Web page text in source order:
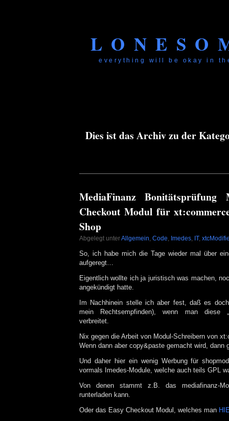
everything will be okay in
Dies ist das Archiv zu der
MediaFinanz
Checkout Modul für
Shop
Abgelegt unterAllgemein, Code, Imedes, IT,
So, ich habe mich die Tage wieder mal über
aufgeregt…
Eigentlich wollte ich ja juristisch was machen,
angekündigt hatte.
Im Nachhinein stelle ich aber fest, daß es
mein Rechtsempfinden), wenn man diese
verbreitet.
Nix gegen die Arbeit von Modul-Schreibern von
Wenn dann aber copy&paste gemacht wird,
Und daher hier ein wenig Werbung für
vormals Imedes-Module, welche auch teils GPL
Von denen stammt z.B. das mediafinanz-
runterladen kann.
Oder das Easy Checkout Modul, welches man